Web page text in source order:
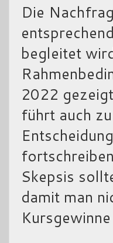
Die
begleitet
2022
führt auch
Skepsis
damit man